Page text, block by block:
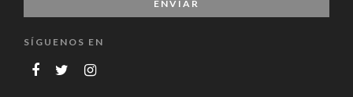
SÍGUENOS EN